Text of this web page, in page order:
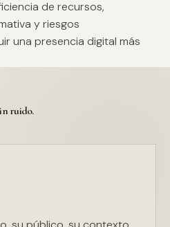
de recursos,
y riesgos
una presencia digital más
ruido.